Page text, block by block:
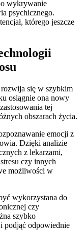
wykrywanie
psychicznego.
którego ⁤jeszcze⁤
się w szybkim
osiągnie ona nowy
‍tej
obszarach życia.
emocji z
Dzięki ‍analizie
z ‍lekarzami,
czy innych
możliwości w
wykorzystana ⁣do
czy
szybko
podjąć odpowiednie